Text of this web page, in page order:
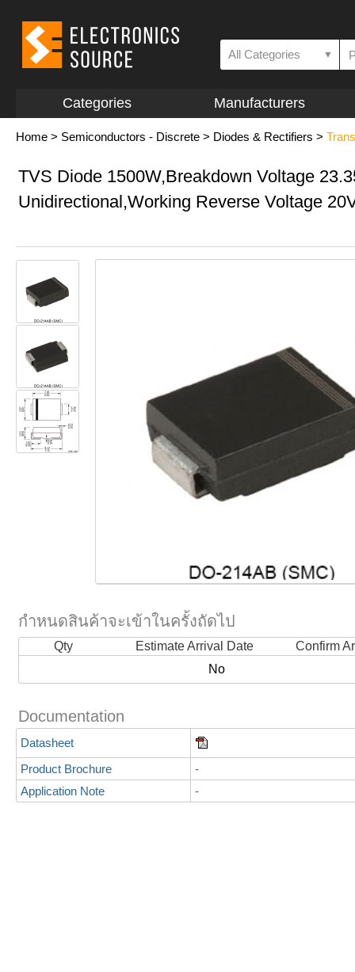
All Categories ▼
Categories Manufacturers
Home > Semiconductors - Discrete > Diodes & Rectifiers >
TVS Diode 1500W,Breakdown Voltage
Unidirectional,Working Reverse Voltage
กำหนดสินค้าจะเข้าในครั้งถัดไป
Qty Estimate Arrival Date
Confirm
No
Documentation
Datasheet
Product Brochure
-
Application Note
-